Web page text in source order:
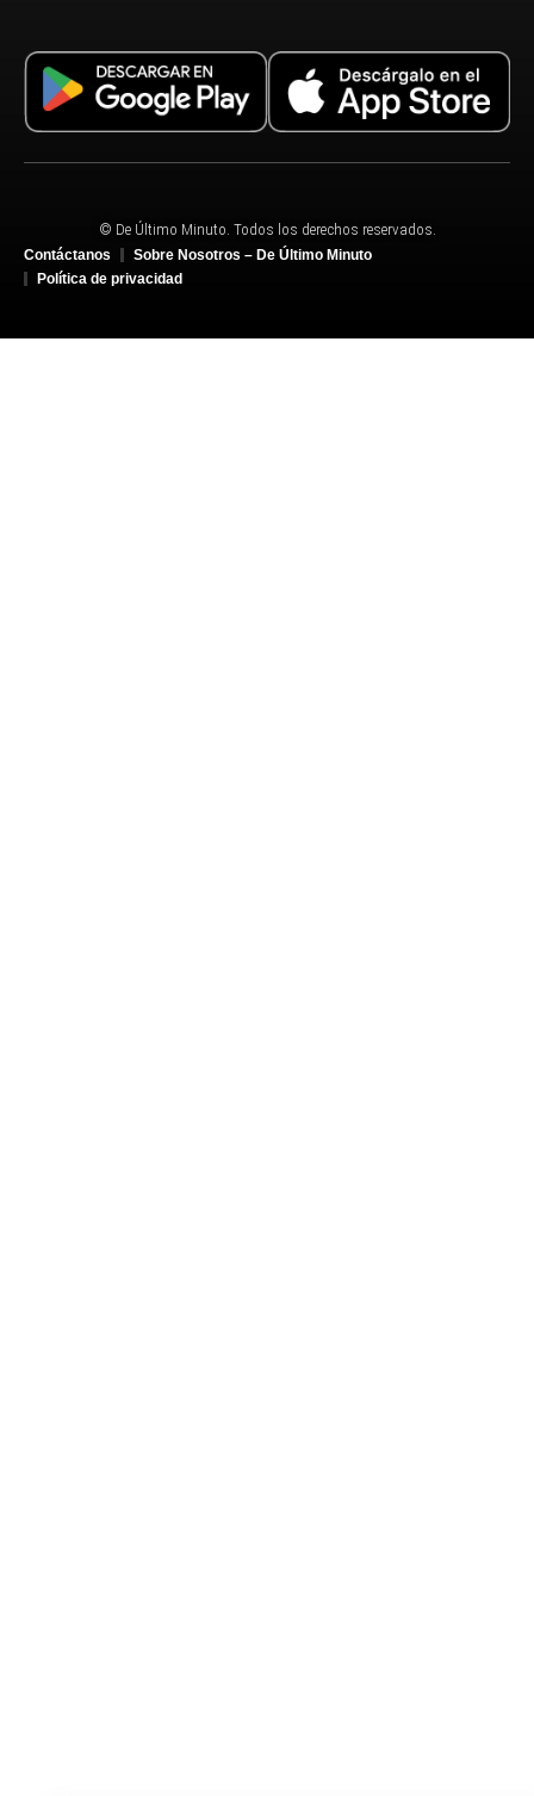
© De Último Minuto. Todos los derechos reservados.
Contáctanos
Sobre Nosotros – De Último Minuto
Política de privacidad